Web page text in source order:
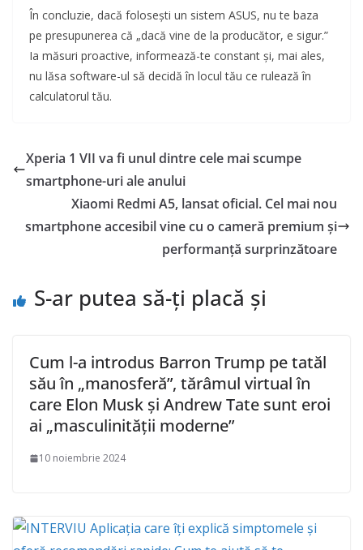
În concluzie, dacă folosești un sistem ASUS, nu te baza
pe presupunerea că „dacă vine de la producător, e sigur.”
Ia măsuri proactive, informează-te constant și, mai ales,
nu lăsa software-ul să decidă în locul tău ce rulează în
calculatorul tău.
Xperia 1 VII va fi unul dintre cele mai scumpe
smartphone-uri ale anului
Xiaomi Redmi A5, lansat oficial. Cel mai nou
smartphone accesibil vine cu o cameră premium și
performanță surprinzătoare
S-ar putea să-ți placă și
Cum l-a introdus Barron Trump pe tatăl
său în „manosferă”, tărâmul virtual în
care Elon Musk și Andrew Tate sunt eroi
ai „masculinității moderne”
10 noiembrie 2024